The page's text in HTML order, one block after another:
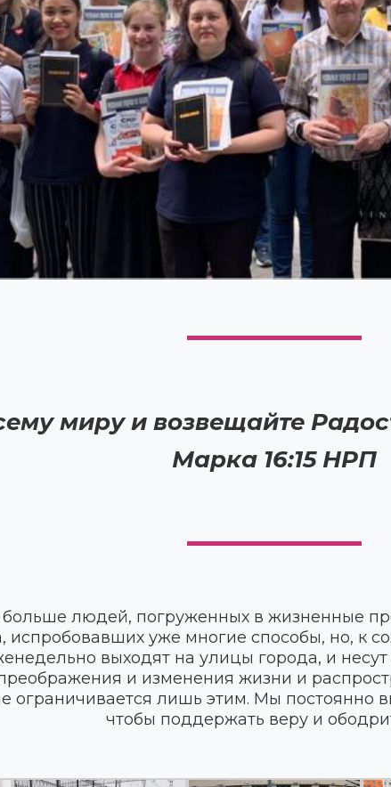
миру и возвещайте
Марка 16:15 НРП
людей, погруженных в жизненные
испробовавших уже многие способы, но, к
выходят на улицы города, и несут
и изменения жизни и
ограничивается лишь этим. Мы постоянно
чтобы поддержать веру и